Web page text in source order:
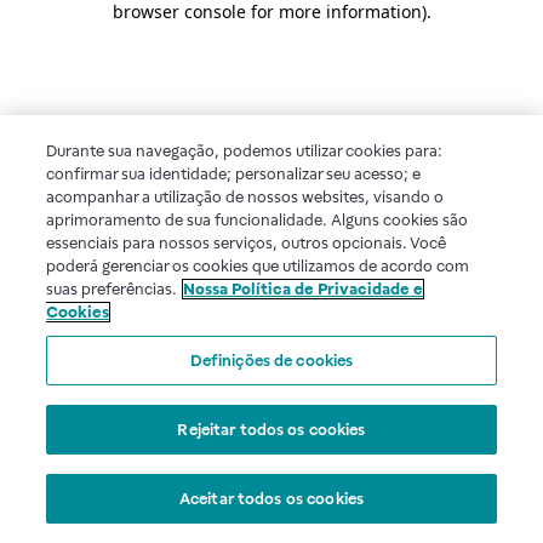
browser console for more information).
Durante sua navegação, podemos utilizar cookies para:
confirmar sua identidade; personalizar seu acesso; e
acompanhar a utilização de nossos websites, visando o
aprimoramento de sua funcionalidade. Alguns cookies são
essenciais para nossos serviços, outros opcionais. Você
poderá gerenciar os cookies que utilizamos de acordo com
suas preferências. Nossa Política de Privacidade e
Cookies
Definições de cookies
Rejeitar todos os cookies
Aceitar todos os cookies